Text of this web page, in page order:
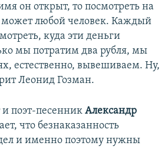
он открыт, то посмотреть на
может любой человек. Каждый
куда эти деньги
мы потратим два рубля, мы
естественно, вывешиваем. Ну,
Леонид Гозман.
поэт-песенник Александр
что безнаказанность
и именно поэтому нужны